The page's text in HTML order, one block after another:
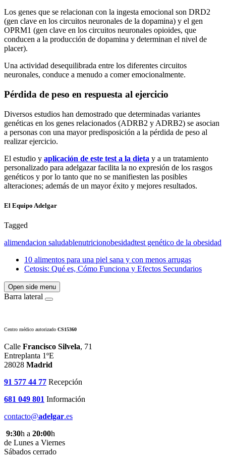
Los genes que se relacionan con la ingesta emocional son DRD2
(gen clave en los circuitos neuronales de la dopamina) y el gen
OPRM1 (gen clave en los circuitos neuronales opioides, que
conducen a la producción de dopamina y determinan el nivel de
placer).
Una actividad desequilibrada entre los diferentes circuitos
neuronales, conduce a menudo a comer emocionalmente.
Pérdida de peso en respuesta al ejercicio
Diversos estudios han demostrado que determinadas variantes
genéticas en los genes relacionados (ADRB2 y ADRB2) se asocian
a personas con una mayor predisposición a la pérdida de peso al
realizar ejercicio.
El estudio y aplicación de este test a la dieta y a un tratamiento
personalizado para adelgazar facilita la no expresión de los rasgos
genéticos y por lo tanto que no se manifiesten las posibles
alteraciones; además de un mayor éxito y mejores resultados.
El Equipo Adelgar
Tagged
alimendacion saludablenutricionobesidadtest genético de la obesidad
10 alimentos para una piel sana y con menos arrugas
Cetosis: Qué es, Cómo Funciona y Efectos Secundarios
Open side menu
Barra lateral
Centro médico autorizado CS15360
Calle Francisco Silvela, 71
Entreplanta 1ºE
28028 Madrid
91 577 44 77 Recepción
681 049 801 Información
contacto@adelgar.es
9:30h a 20:00h
de Lunes a Viernes
Sábados cerrado